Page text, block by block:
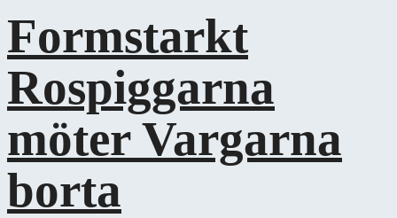
Formstarkt
Rospiggarna
möter Vargarna
borta